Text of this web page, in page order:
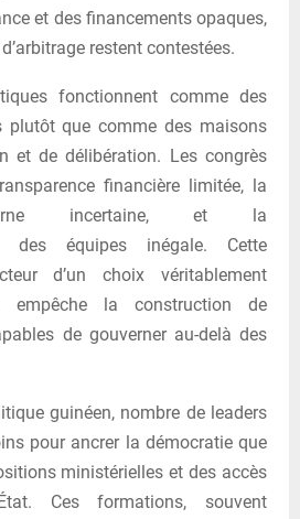
et des financements opaques,
restent contestées.
fonctionnent comme des
plutôt que comme des maisons
et de délibération. Les congrès
financière limitée, la
incertaine, et la
des équipes inégale. Cette
d’un choix véritablement
empêche la construction de
de gouverner au-delà des
guinéen, nombre de leaders
pour ancrer la démocratie que
ministérielles et des accès
Ces formations, souvent